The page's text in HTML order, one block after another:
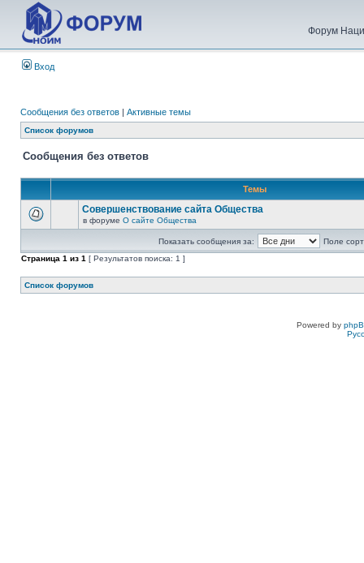
Форум
Вход
Сообщения без ответов | Активные темы
Список форумов
Сообщения без ответов
Темы
Совершенствование сайта Общества
в форуме О сайте Общества
Показать сообщения за:
Поле
Страница 1 из 1 [ Результатов поиска: 1 ]
Список форумов
Powered by